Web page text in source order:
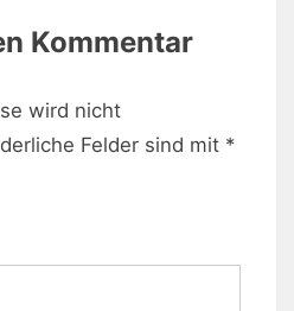
Kommentar
wird nicht
Felder sind mit *